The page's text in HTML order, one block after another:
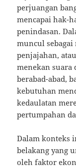
perjuangan
mencapai hak-
penindasan.
muncul
penjajahan,
menekan suara
berabad-abad,
kebutuhan
kedaulatan
pertumpahan
Dalam konteks
belakang yang
oleh faktor